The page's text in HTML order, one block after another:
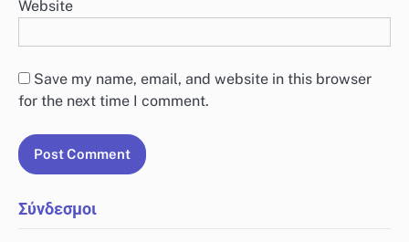
Website
Save my name, email, and website in this browser
for the next time I comment.
Σύνδεσμοι